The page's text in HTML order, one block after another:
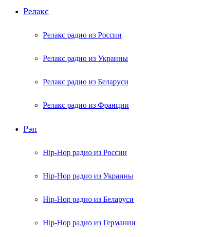
Релакс
Релакс радио из России
Релакс радио из Украины
Релакс радио из Беларуси
Релакс радио из Франции
Рэп
Hip-Hop радио из России
Hip-Hop радио из Украины
Hip-Hop радио из Беларуси
Hip-Hop радио из Германии